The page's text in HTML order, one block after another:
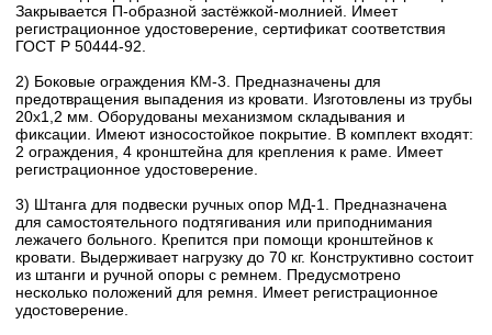
Закрывается П-образной застёжкой-молнией. Имеет
регистрационное удостоверение, сертификат соответствия
ГОСТ Р 50444-92.
2) Боковые ограждения КМ-3. Предназначены для
предотвращения выпадения из кровати. Изготовлены из трубы
20x1,2 мм. Оборудованы механизмом складывания и
фиксации. Имеют износостойкое покрытие. В комплект входят:
2 ограждения, 4 кронштейна для крепления к раме. Имеет
регистрационное удостоверение.
3) Штанга для подвески ручных опор МД-1. Предназначена
для самостоятельного подтягивания или приподнимания
лежачего больного. Крепится при помощи кронштейнов к
кровати. Выдерживает нагрузку до 70 кг. Конструктивно состоит
из штанги и ручной опоры с ремнем. Предусмотрено
несколько положений для ремня. Имеет регистрационное
удостоверение.